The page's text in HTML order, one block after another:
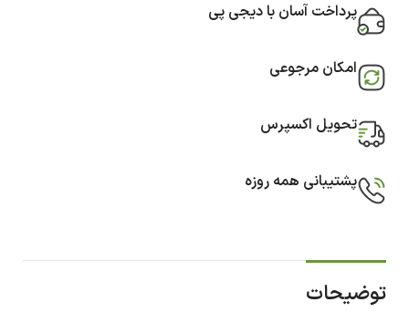
پرداخت آسان با دیجی پی
امکان مرجوعی
تحویل اکسپرس
پشتیبانی همه روزه
توضیحات